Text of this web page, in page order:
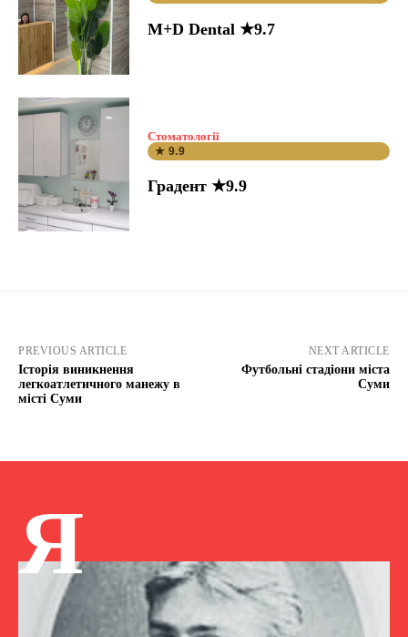
M+D Dental ★9.7
Стоматології
★ 9.9
Градент ★9.9
PREVIOUS ARTICLE
Історія виникнення
легкоатлетичного манежу в
місті Суми
NEXT ARTICLE
Футбольні стадіони міста
Суми
Я